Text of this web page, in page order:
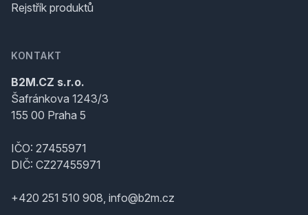
Rejstřík produktů
KONTAKT
B2M.CZ s.r.o.
Šafránkova 1243/3
155 00 Praha 5
IČO: 27455971
DIČ: CZ27455971
+420 251 510 908, info@b2m.cz